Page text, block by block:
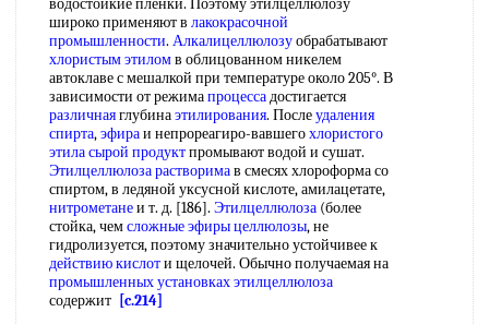
водостойкие пленки. Поэтому этилцеллюлозу
широко применяют в лакокрасочной
промышленности. Алкалицеллюлозуобрабатывают
хлористым этиломв облицованном никелем
автоклаве с мешалкой при температуре около 205°. В
зависимости от режимапроцессадостигается
различнаяглубинаэтилирования. Послеудаления
спирта,эфираи непрореагиро-вавшегохлористого
этиласырой продуктпромывают водой и сушат.
Этилцеллюлоза растворимав смесях хлороформа со
спиртом, в ледяной уксусной кислоте, амилацетате,
нитрометанеи т. д. [186]. Этилцеллюлоза (более
стойка, чемсложные эфиры целлюлозы, не
гидролизуется, поэтому значительно устойчивее к
действию кислоти щелочей. Обычно получаемая на
промышленных установкахэтилцеллюлоза
содержит [c.214]